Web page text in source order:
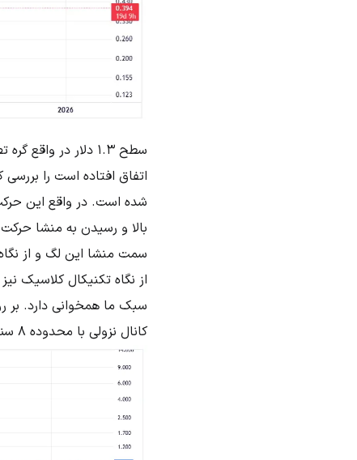
شده است. در واقع این
سمت منشا این لگ و از
از نگاه تکنیکال کلاسیک
سبک ما همخوانی دارد. بر
کانال نزولی با محدوده 8 سنت که گام پنجم حرکت ماست همپوشانی دارد.